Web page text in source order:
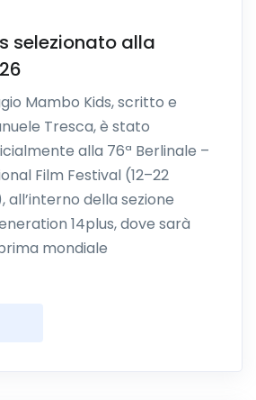
selezionato alla
Mambo Kids, scritto e
Tresca, è stato
alla 76ª Berlinale –
Film Festival (12–22
all’interno della sezione
14plus, dove sarà
mondiale